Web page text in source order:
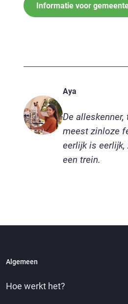
Informatie voor
Aya
De
meest zinloze
eerlijk is
een trein.
Algemeen
Hoe werkt het?